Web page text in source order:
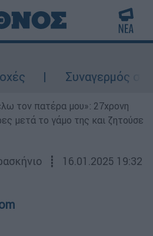
Συναγερμός στον
τον πατέρα μου»: 27χρονη
μετά το γάμο της και ζητούσε
┋ 16.01.2025 19:32